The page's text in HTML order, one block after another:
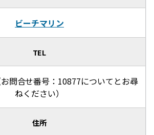
ビーチマリン
TEL
問合せ番号：10877についてとお尋
ねください）
住所